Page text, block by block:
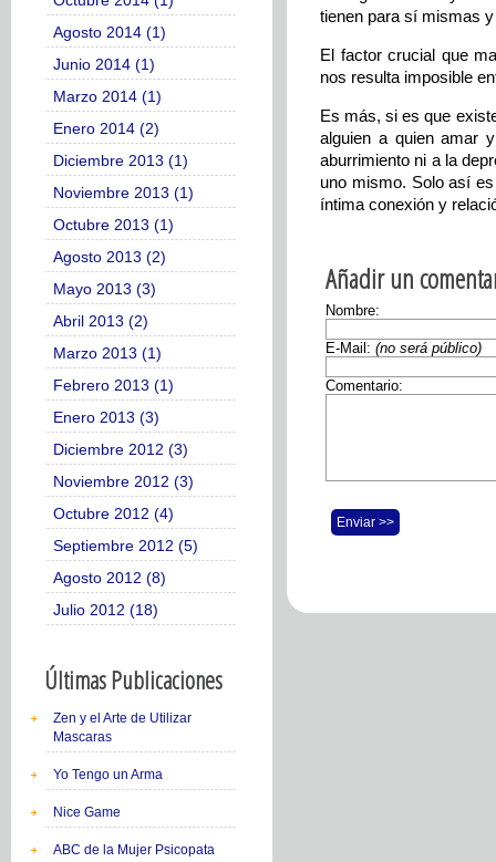
Agosto 2014 (1)
Junio 2014 (1)
Marzo 2014 (1)
Enero 2014 (2)
Diciembre 2013 (1)
Noviembre 2013 (1)
Octubre 2013 (1)
Agosto 2013 (2)
Mayo 2013 (3)
Abril 2013 (2)
Marzo 2013 (1)
Febrero 2013 (1)
Enero 2013 (3)
Diciembre 2012 (3)
Noviembre 2012 (3)
Octubre 2012 (4)
Septiembre 2012 (5)
Agosto 2012 (8)
Julio 2012 (18)
Últimas Publicaciones
Zen y el Arte de Utilizar
Mascaras
Yo Tengo un Arma
Nice Game
ABC de la Mujer Psicopata
tienen para sí mismas
El factor crucial que
nos resulta imposible
Es más, si es que
alguien a quien amar
aburrimiento ni a la
uno mismo. Solo así
íntima conexión y
Añadir un
Nombre:
E-Mail: (no será público)
Comentario:
Enviar >>